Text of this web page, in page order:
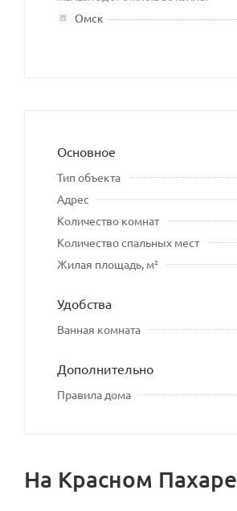
Омск
Основное
Тип объекта
Адрес
Количество комнат
Количество спальных мест
Жилая площадь, м²
Удобства
Ванная комната
Дополнительно
Правила дома
На Красном Пахаре